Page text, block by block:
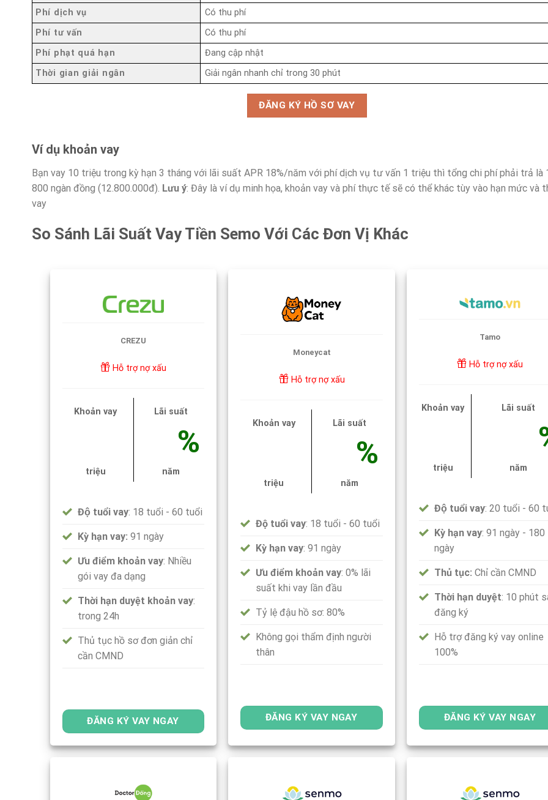
Phí dịch vụ
Có thu phí
Phí tư vấn
Có thu phí
Phí phạt quá hạn
Đang cập nhật
Thời gian giải ngân
Giải ngân nhanh chỉ trong 30 phút
ĐĂNG KÝ HỒ SƠ VAY
Ví dụ khoản vay
Bạn vay 10 triệu trong kỳ hạn 3 tháng với lãi suất APR 18%/năm với phí dịch vụ tư vấn 1 triệu thì tổng chi phí phải trả là
800 ngàn đồng (12.800.000đ). Lưu ý: Đây là ví dụ minh họa, khoản vay và phí thực tế sẽ có thể khác tùy vào hạn mức và
vay
So Sánh Lãi Suất Vay Tiền Semo Với Các Đơn Vị Khác
CREZU
Hỗ trợ nợ xấu
Khoản vay
triệu
Lãi suất
%
năm
Độ tuổi vay: 18 tuổi - 60 tuổi
Kỳ hạn vay: 91 ngày
Ưu điểm khoản vay: Nhiều
gói vay đa dạng
Thời hạn duyệt khoản vay:
trong 24h
Thủ tục hồ sơ đơn giản chỉ
cần CMND
ĐĂNG KÝ VAY NGAY
Moneycat
Hỗ trợ nợ xấu
Khoản vay
triệu
Lãi suất
%
năm
Độ tuổi vay: 18 tuổi - 60 tuổi
Kỳ hạn vay: 91 ngày
Ưu điểm khoản vay: 0% lãi
suất khi vay lần đầu
Tỷ lệ đậu hồ sơ: 80%
Không gọi thẩm định người
thân
ĐĂNG KÝ VAY NGAY
Tamo
Hỗ trợ nợ xấu
Khoản vay
triệu
Lãi suất
năm
Độ tuổi vay: 20 tuổi - 60
Kỳ hạn vay: 91 ngày - 180
ngày
Thủ tục:Chỉ cần CMND
Thời hạn duyệt: 10 phút
đăng ký
Hỗ trợ đăng ký vay online
100%
ĐĂNG KÝ VAY NGAY